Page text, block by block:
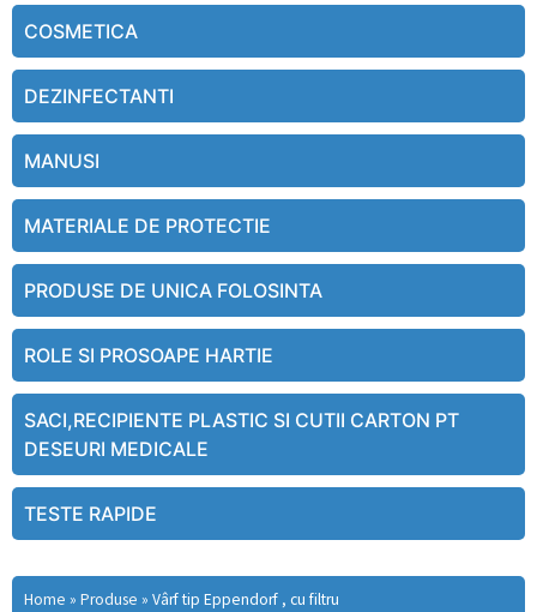
COSMETICA
DEZINFECTANTI
MANUSI
MATERIALE DE PROTECTIE
PRODUSE DE UNICA FOLOSINTA
ROLE SI PROSOAPE HARTIE
SACI,RECIPIENTE PLASTIC SI CUTII CARTON PT
DESEURI MEDICALE
TESTE RAPIDE
Home » Produse » Vârf tip Eppendorf , cu filtru